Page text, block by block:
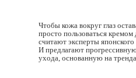
Чтобы кожа вокруг глаз
просто пользоваться
считают эксперты
И предлагают
ухода, основанную на